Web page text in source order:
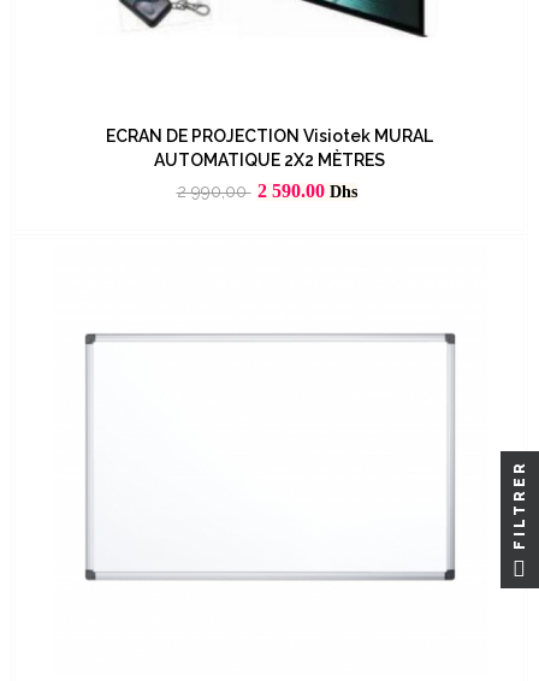
ECRAN DE PROJECTION Visiotek MURAL
AUTOMATIQUE 2X2 MÈTRES
Prix
2 990,00 Prix
2 590.00 Dhs
FILTRER